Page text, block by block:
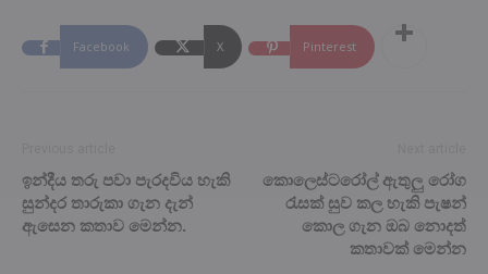
Facebook X Pinterest
ඉන්දීය තරු පවා පැරදවිය හැකි
සුන්දර තාරුකා ගැන දැන්
ඇසෙන කතාව මෙන්න.
කොලෙස්ටරෝල් ඇතුලු රෝග
රැසක් සුව කල හැකි පැෂන්
කොල ගැන ඔබ නොදත්
කතාවක් මෙන්න